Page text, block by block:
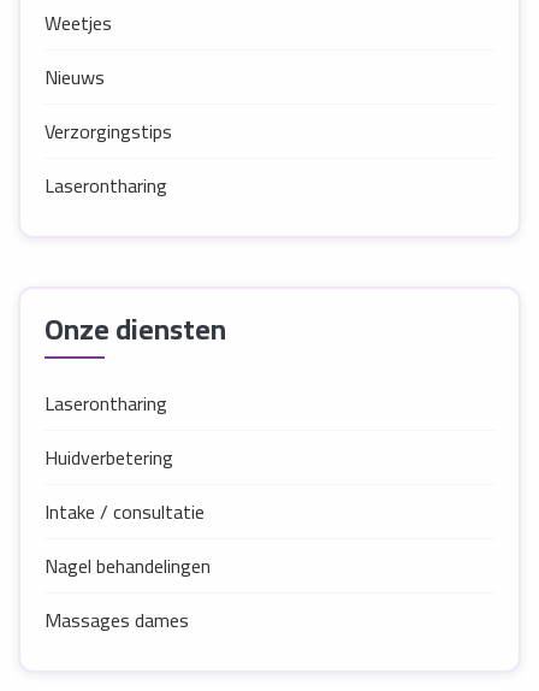
Weetjes
Nieuws
Verzorgingstips
Laserontharing
Onze diensten
Laserontharing
Huidverbetering
Intake / consultatie
Nagel behandelingen
Massages dames